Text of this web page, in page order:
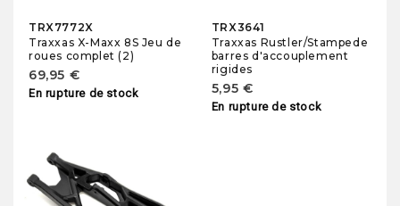
TRX7772X
Traxxas X-Maxx 8S Jeu de
roues complet (2)
69,95 €
En rupture de stock
TRX3641
Traxxas Rustler/Stampede
barres d'accouplement
rigides
5,95 €
En rupture de stock